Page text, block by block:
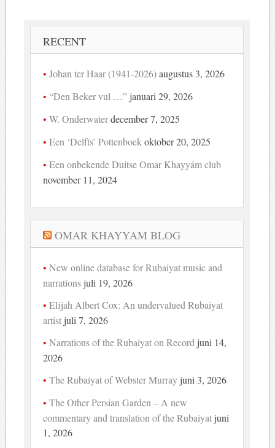
RECENT
Johan ter Haar (1941-2026) augustus 3, 2026
“Den Beker vul …” januari 29, 2026
W. Onderwaterdecember 7, 2025
Een ‘Delfts’ Pottenboek oktober 20, 2025
Een onbekende Duitse Omar Khayyám club
november 11, 2024
OMAR KHAYYAM BLOG
New online database for Rubaiyat music and
narrations juli 19, 2026
Elijah Albert Cox: An undervalued Rubaiyat
artist juli 7, 2026
Narrations of the Rubaiyat on Record juni 14,
2026
The Rubaiyat of Webster Murray juni 3, 2026
The Other Persian Garden – A new
commentary and translation of the Rubaiyat juni
1, 2026